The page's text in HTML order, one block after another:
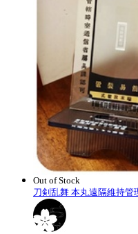
Out of Stock
刀剣乱舞 本丸遠隔維持管